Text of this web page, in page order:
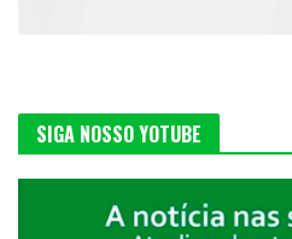
SIGA NOSSO YOTUBE